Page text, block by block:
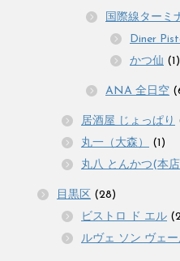
国際線ターミ
Diner
かつ仙 (1)
ANA 全日空
居酒屋 じょっぱり
丸一（大森）
(1)
丸八 とんかつ(本
目黒区 (28)
ビストロ ド エル
ルヴェ ソン ヴェ